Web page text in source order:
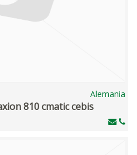
Alemania
810 cmatic cebis